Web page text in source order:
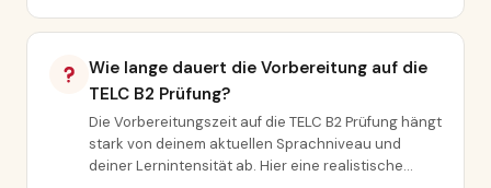
Wie lange dauert die Vorbereitung auf die
TELC B2 Prüfung?
Die Vorbereitungszeit auf die TELC B2 Prüfung hängt
stark von deinem aktuellen Sprachniveau und
deiner Lernintensität ab. Hier eine realistische…